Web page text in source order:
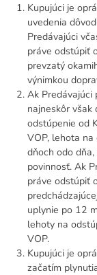
Kupujúci je
uvedenia
Predávajúci
práve odstúpiť
prevzatý
výnimkou
Ak Predávajúci
najneskôr
odstúpenie od
VOP, lehota
dňoch odo
povinnosť. Ak
práve odstúpiť
uplynie po 12
lehoty na
VOP.
Kupujúci je
začatím